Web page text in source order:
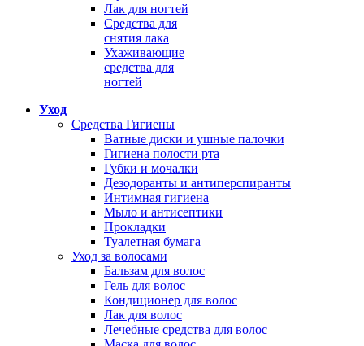
Лак для ногтей
Средства для
снятия лака
Ухаживающие
средства для
ногтей
Уход
Средства Гигиены
Ватные диски и ушные палочки
Гигиена полости рта
Губки и мочалки
Дезодоранты и антиперспиранты
Интимная гигиена
Мыло и антисептики
Прокладки
Туалетная бумага
Уход за волосами
Бальзам для волос
Гель для волос
Кондиционер для волос
Лак для волос
Лечебные средства для волос